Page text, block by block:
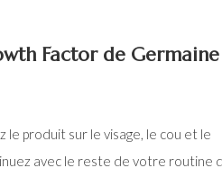
Factor de
le produit sur le visage, le cou et le
avec le reste de votre routine